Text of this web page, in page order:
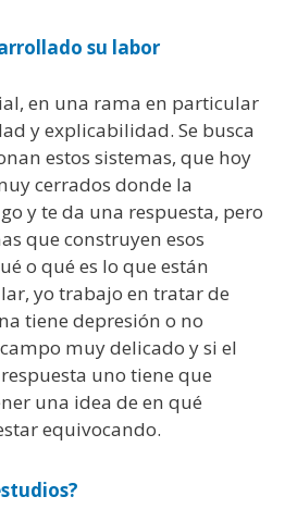
su labor
en una rama en particular
y explicabilidad. Se busca
estos sistemas, que hoy
cerrados donde la
y te da una respuesta, pero
que construyen esos
o qué es lo que están
yo trabajo en tratar de
tiene depresión o no
muy delicado y si el
uno tiene que
una idea de en qué
equivocando.